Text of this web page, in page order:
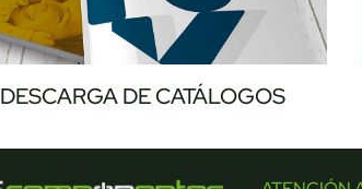
DESCARGA DE CATÁLOGOS